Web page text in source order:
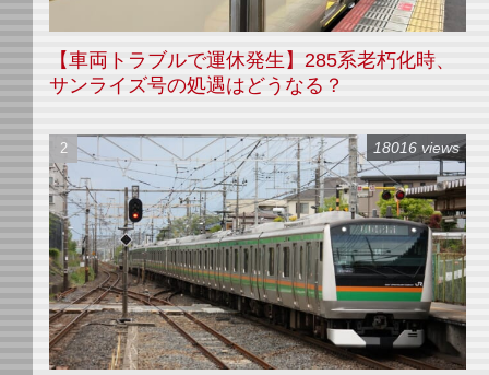
【車両トラブルで運休発生】285系老朽化時、
サンライズ号の処遇はどうなる？
18016 views